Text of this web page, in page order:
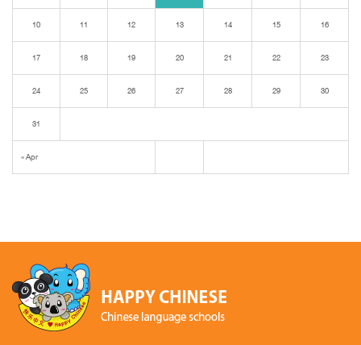
« Apr
10 11 12 13 14 15 16
17 18 19 20 21 22 23
24 25 26 27 28 29 30
31